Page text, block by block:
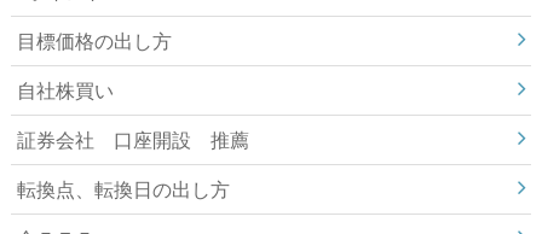
目標価格の出し方
自社株買い
証券会社 口座開設 推薦
転換点、転換日の出し方